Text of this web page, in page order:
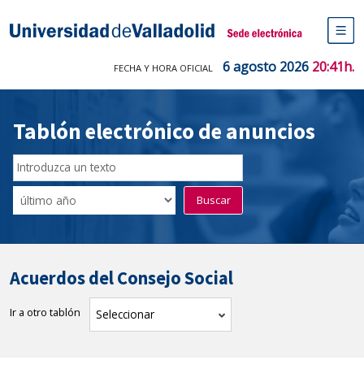
Sede electrónica Universidad de
de
FECHA Y HORA OFICIAL 6 agosto 2026 20:41h.
Tablón electrónico de anuncios
Buscador
del
Tablón
Filtro
de
Buscar
Acuerdos del Consejo Social
Ir a otro tablón Seleccionar tablón